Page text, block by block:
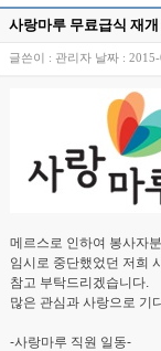
사랑마루 무료급식 재
글쓴이 : 관리자 날짜 :
메르스로 인하여 봉사자
임시로 중단했었던 저희
참고 부탁드리겠습니다.
많은 관심과 사랑으로 기
-사랑마루 직원 일동-